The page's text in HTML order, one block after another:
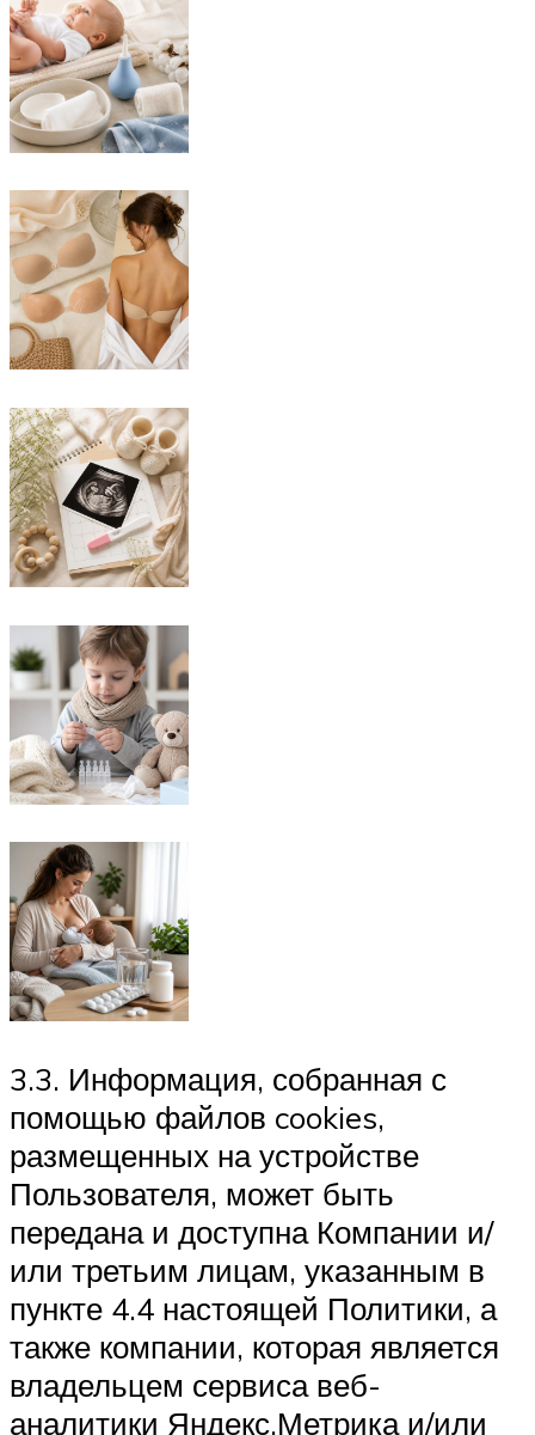
3.3. Информация, собранная с
помощью файлов cookies,
размещенных на устройстве
Пользователя, может быть
передана и доступна Компании и/
или третьим лицам, указанным в
пункте 4.4 настоящей Политики, а
также компании, которая является
владельцем сервиса веб-
аналитики Яндекс.Метрика и/или